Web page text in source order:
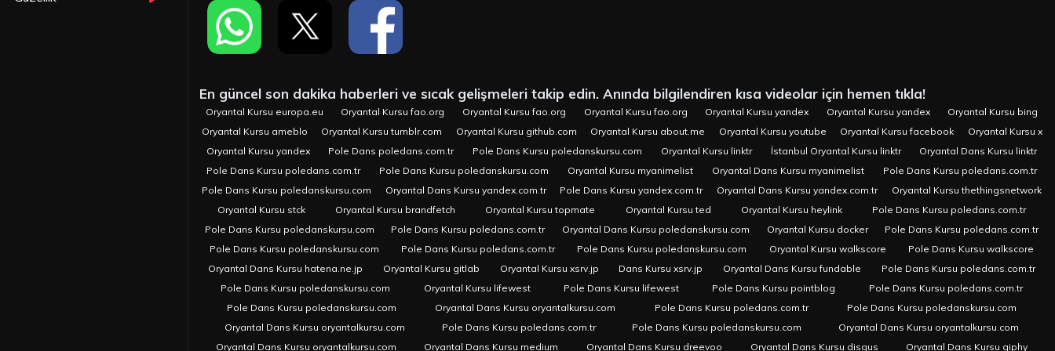
En güncel son dakika haberleri ve sıcak gelişmeleri takip edin. Anında bilgilendiren kısa videolar için hemen tıkla!
Oryantal Kursu europa.eu Oryantal Kursu fao.org Oryantal Kursu fao.org Oryantal Kursu fao.org Oryantal Kursu yandex Oryantal Kursu yandex
Oryantal Kursu bing
Oryantal Kursu ameblo
Oryantal Kursu tumblr.com Oryantal Kursu github.com Oryantal Kursu about.me Oryantal Kursu youtube Oryantal Kursu facebook
Oryantal Kursu x
Oryantal Kursu yandex
Pole Dans poledans.com.tr Pole Dans Kursu poledanskursu.com Oryantal Kursu linktr İstanbul Oryantal Kursu linktr
Oryantal Dans Kursu linktr
Pole Dans Kursu poledans.com.tr
Pole Dans Kursu poledanskursu.com Oryantal Kursu myanimelist Oryantal Dans Kursu myanimelist
Pole Dans Kursu poledans.com.tr
Pole Dans Kursu poledanskursu.com
Oryantal Dans Kursu yandex.com.tr Pole Dans Kursu yandex.com.tr Oryantal Dans Kursu yandex.com.tr
Oryantal Kursu thethingsnetwork
Oryantal Kursu stck
Oryantal Kursu brandfetch Oryantal Kursu topmate Oryantal Kursu ted Oryantal Kursu heylink
Pole Dans Kursu poledans.com.tr
Pole Dans Kursu poledanskursu.com
Pole Dans Kursu poledans.com.tr Oryantal Dans Kursu poledanskursu.com Oryantal Kursu docker
Pole Dans Kursu poledans.com.tr
Pole Dans Kursu poledanskursu.com
Pole Dans Kursu poledans.com.tr Pole Dans Kursu poledanskursu.com Oryantal Kursu walkscore
Pole Dans Kursu walkscore
Oryantal Dans Kursu hatena.ne.jp
Oryantal Kursu gitlab Oryantal Kursu xsrv.jp Dans Kursu xsrv.jp Oryantal Dans Kursu fundable
Pole Dans Kursu poledans.com.tr
Pole Dans Kursu poledanskursu.com
Oryantal Kursu lifewest Pole Dans Kursu lifewest Pole Dans Kursu pointblog
Pole Dans Kursu poledans.com.tr
Pole Dans Kursu poledanskursu.com
Oryantal Dans Kursu oryantalkursu.com Pole Dans Kursu poledans.com.tr
Pole Dans Kursu poledanskursu.com
Oryantal Dans Kursu oryantalkursu.com
Pole Dans Kursu poledans.com.tr Pole Dans Kursu poledanskursu.com
Oryantal Dans Kursu oryantalkursu.com
Oryantal Dans Kursu oryantalkursu.com
Oryantal Dans Kursu medium Oryantal Dans Kursu dreevoo Oryantal Dans Kursu disqus Oryantal Dans Kursu giphy